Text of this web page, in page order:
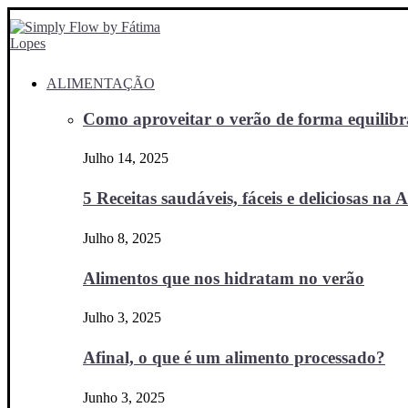
ALIMENTAÇÃO
Como aproveitar o verão de forma
Julho 14, 2025
5 Receitas saudáveis, fáceis e deliciosas na
Julho 8, 2025
Alimentos que nos hidratam no verão
Julho 3, 2025
Afinal, o que é um alimento processado?
Junho 3, 2025